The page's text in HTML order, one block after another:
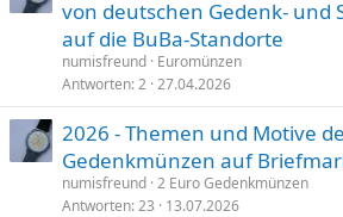
von deutschen Gedenk- und
auf die BuBa-Standorte
numisfreund Euromünzen
Antworten 2 27.04.2026
2026 - Themen und Motive
Gedenkmünzen auf
numisfreund 2 Euro Gedenkmünzen
Antworten 23 13.07.2026